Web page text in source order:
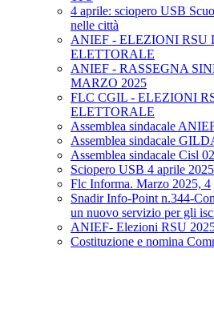
4 aprile: sciopero USB
nelle città
ANIEF - ELEZIONI RSU
ELETTORALE
ANIEF - RASSEGNA
MARZO 2025
FLC CGIL - ELEZIONI
ELETTORALE
Assemblea sindacale
Assemblea sindacale
Assemblea sindacale Cisl
Sciopero USB 4 aprile 2025
Flc Informa. Marzo 2025, 4
Snadir Info-Point n.344-
un nuovo servizio per gli
ANIEF- Elezioni RSU
Costituzione e nomina